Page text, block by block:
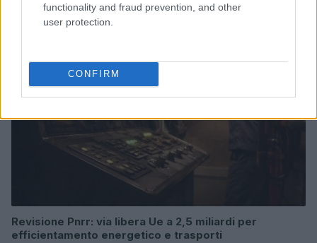
functionality and fraud prevention, and other
user protection.
CONFIRM
INVESTIMENTI
Revisione Pnrr: via libera Ue a 2,5 miliardi per
efficientamento energetico e trasporti